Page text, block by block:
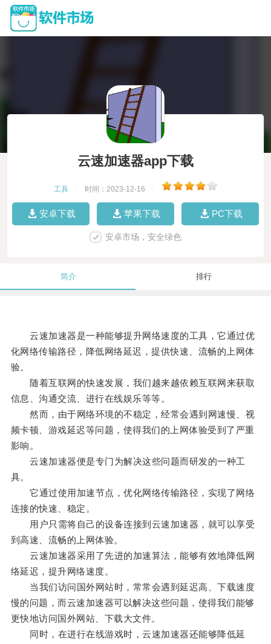
云速加速器app下载
工具 时间：2023-12-16
安卓下载 苹果下载 PC下载
安卓市场，安全绿色
简介 排行
云速加速器是一种能够提升网络速度的工具，它通过优
化网络传输路径，降低网络延迟，提供快速、流畅的上网体
验。
随着互联网的快速发展，我们越来越依赖互联网来获取
信息、沟通交流、进行在线娱乐等等。
然而，由于网络环境的不稳定，经常会遇到网速慢、视
频卡顿、游戏延迟等问题，使得我们的上网体验受到了严重
影响。
云速加速器便是专门为解决这些问题而研发的一种工
具。
它通过使用加速节点，优化网络传输路径，实现了网络
连接的快速、稳定。
用户只需将自己的设备连接到云速加速器，就可以享受
到高速、流畅的上网体验。
云速加速器采用了先进的加速算法，能够有效地降低网
络延迟，提升网络速度。
当我们访问国外网站时，常常会遇到延迟高、下载速度
慢的问题，而云速加速器可以解决这些问题，使得我们能够
更快地访问国外网站、下载大文件。
同时，在进行在线游戏时，云速加速器还能够降低延